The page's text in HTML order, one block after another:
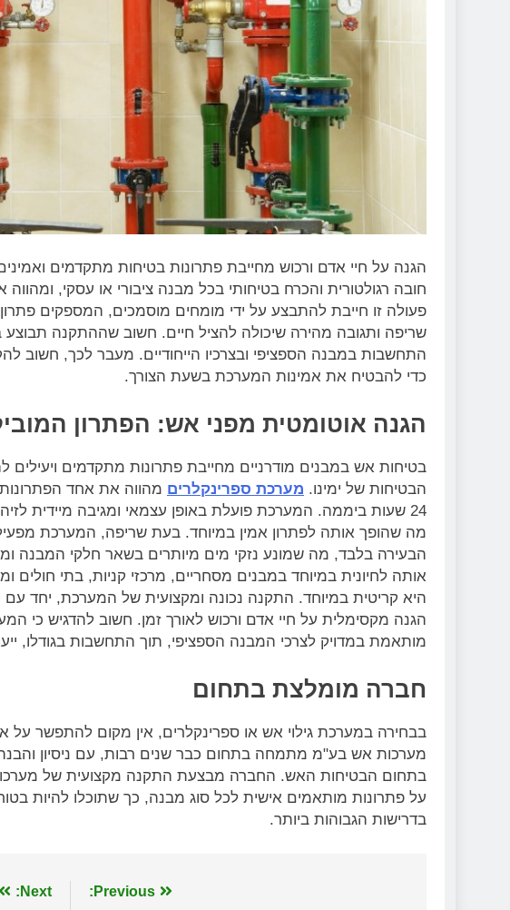
הגנה על חיי אדם ורכוש מחייבת פתרונות בטיחות מתקדמים
חובה רגולטורית והכרח בטיחותי בכל מבנה ציבורי או עסקי,
פעולה זו חייבת להתבצע על ידי מומחים מוסמכים, המספקים
שריפה ותגובה מהירה שיכולה להציל חיים. חשוב שההתקנה
התחשבות במבנה הספציפי ובצרכיו הייחודיים. מעבר לכך, חשוב
כדי להבטיח את אמינות המערכת בשעת הצורך.
הגנה אוטומטית מפני אש: הפתרון
בטיחות אש במבנים מודרניים מחייבת פתרונות מתקדמים
הבטיחות של ימינו. מערכת ספרינקלרים מהווה את אחד
24 שעות ביממה. המערכת פועלת באופן עצמאי ומגיבה מיידית
מה שהופך אותה לפתרון אמין במיוחד. בעת שריפה, המערכת
הבעירה בלבד, מה שמונע נזקי מים מיותרים בשאר חלקי המבנה
אותה לחיונית במיוחד במבנים מסחריים, מרכזי קניות, בתי
היא קריטית במיוחד. התקנה נכונה ומקצועית של המערכת, יחד
הגנה מקסימלית על חיי אדם ורכוש לאורך זמן. חשוב להדגיש כי
מותאמת במדויק לצרכי המבנה הספציפי, תוך התחשבות בגודלו, ייעודו
חברה מומלצת בתחום
בבחירה במערכת גילוי אש או ספרינקלרים, אין מקום להתפשר על
מערכות אש בע"מ מתמחה בתחום כבר שנים רבות, עם ניסיון
בתחום הבטיחות האש. החברה מבצעת התקנה מקצועית של מערכות
על פתרונות מותאמים אישית לכל סוג מבנה, כך שתוכלו להיות
בדרישות הגבוהות ביותר.
Previous:
Next: